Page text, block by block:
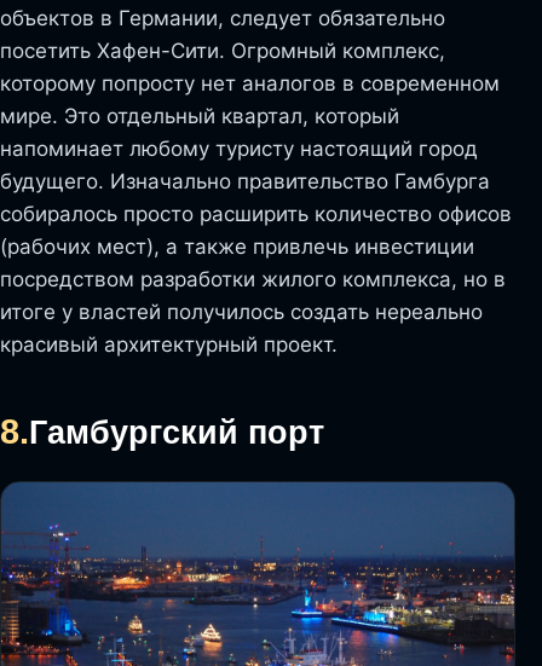
объектов в Германии, следует обязательно
посетить Хафен-Сити. Огромный комплекс,
которому попросту нет аналогов в современном
мире. Это отдельный квартал, который
напоминает любому туристу настоящий город
будущего. Изначально правительство Гамбурга
собиралось просто расширить количество офисов
(рабочих мест), а также привлечь инвестиции
посредством разработки жилого комплекса, но в
итоге у властей получилось создать нереально
красивый архитектурный проект.
8.Гамбургский порт